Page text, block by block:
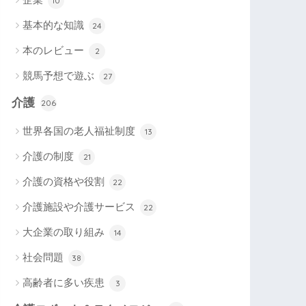
基本的な知識 24
本のレビュー 2
競馬予想で遊ぶ 27
介護 206
世界各国の老人福祉制度 13
介護の制度 21
介護の資格や役割 22
介護施設や介護サービス 22
大企業の取り組み 14
社会問題 38
高齢者に多い疾患 3